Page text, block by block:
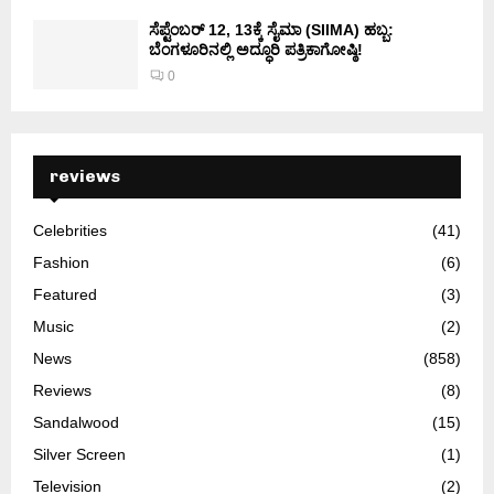
ಸೆಪ್ಟೆಂಬರ್ 12, 13ಕ್ಕೆ ಸೈಮಾ (SIIMA) ಹಬ್ಬ:
ಬೆಂಗಳೂರಿನಲ್ಲಿ ಅದ್ಧೂರಿ ಪತ್ರಿಕಾಗೋಷ್ಠಿ!
0
reviews
Celebrities
(41)
Fashion
(6)
Featured
(3)
Music
(2)
News
(858)
Reviews
(8)
Sandalwood
(15)
Silver Screen
(1)
Television
(2)